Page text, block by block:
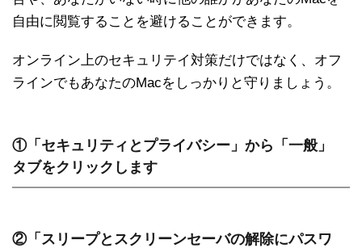
自由に閲覧することを避けることができます。
オンライン上のセキュリテイ対策だけではなく、オフ
ラインでもあなたのMacをしっかりと守りましょう。
①「セキュリティとプライバシー」から「一般」
タブをクリックします
②「スリープとスクリーンセーバの解除にパスワ